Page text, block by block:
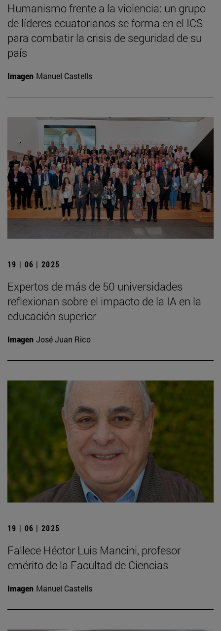
Humanismo frente a la violencia: un grupo
de líderes ecuatorianos se forma en el ICS
para combatir la crisis de seguridad de su
país
Imagen Manuel Castells
19 | 06 | 2025
Expertos de más de 50 universidades
reflexionan sobre el impacto de la IA en la
educación superior
Imagen José Juan Rico
19 | 06 | 2025
Fallece Héctor Luis Mancini, profesor
emérito de la Facultad de Ciencias
Imagen Manuel Castells